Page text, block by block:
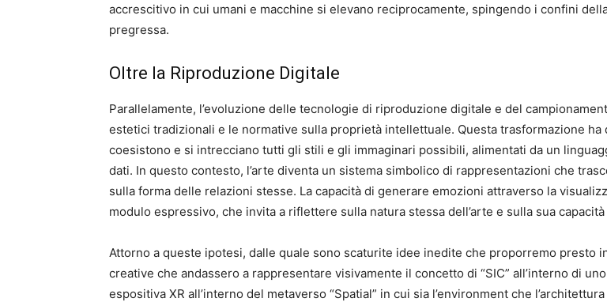
accrescitivo in cui umani e macchine si elevano reciprocamente, spingendo i confini
pregressa.
Oltre la Riproduzione Digitale
Parallelamente, l’evoluzione delle tecnologie di riproduzione digitale e del
estetici tradizionali e le normative sulla proprietà intellettuale. Questa trasformazione
coesistono e si intrecciano tutti gli stili e gli immaginari possibili, alimentati da un
dati. In questo contesto, l’arte diventa un sistema simbolico di rappresentazioni che
sulla forma delle relazioni stesse. La capacità di generare emozioni attraverso la
modulo espressivo, che invita a riflettere sulla natura stessa dell’arte e sulla sua
Attorno a queste ipotesi, dalle quale sono scaturite idee inedite che proporremo presto
creative che andassero a rappresentare visivamente il concetto di “SIC” all’interno di
espositiva XR all’interno del metaverso “Spatial” in cui sia l’environment che